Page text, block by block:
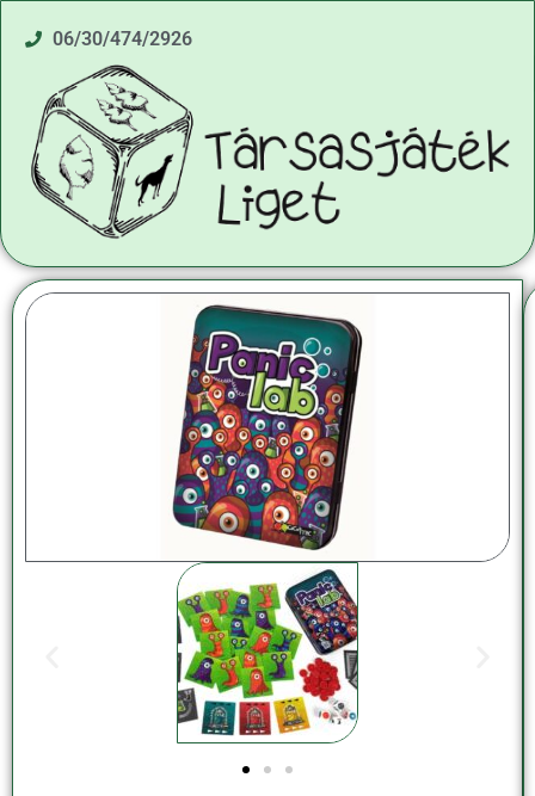
06/30/474/2926